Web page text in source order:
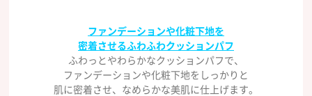
ファンデーションや化粧下地を
密着させるふわふわクッションパフ
ふわっとやわらかなクッションパフで、
ファンデーションや化粧下地をしっかりと
肌に密着させ、なめらかな美肌に仕上げます。